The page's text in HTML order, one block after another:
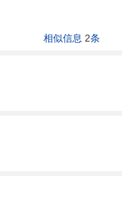
相似信息 2条